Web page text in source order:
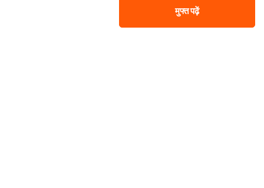
मुफ्त पढ़ें